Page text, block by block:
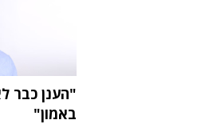
"הענן כבר
באמון"